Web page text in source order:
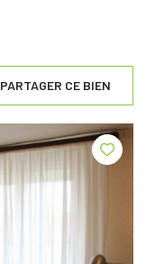
PARTAGER CE BIEN